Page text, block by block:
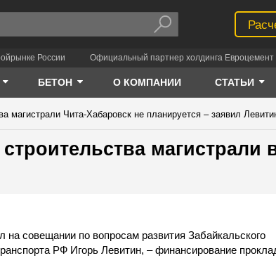
России Официальный партнер холдинга Евроцемент
БЕТОН О КОМПАНИИ СТАТЬИ
магистрали Чита-Хабаровск не планируется – заявил
магистрали
на совещании по вопросам развития Забайкальского
РФ Игорь Левитин, – финансирование